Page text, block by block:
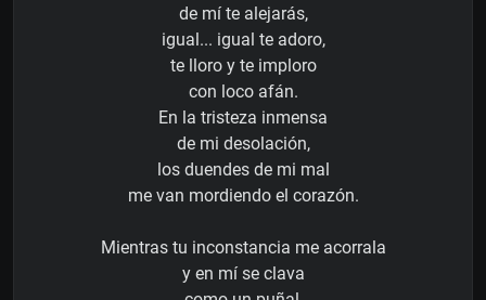
de mí te alejarás,
igual... igual te adoro,
te lloro y te imploro
con loco afán.
En la tristeza inmensa
de mi desolación,
los duendes de mi mal
me van mordiendo el corazón.
Mientras tu inconstancia me acorrala
y en mí se clava